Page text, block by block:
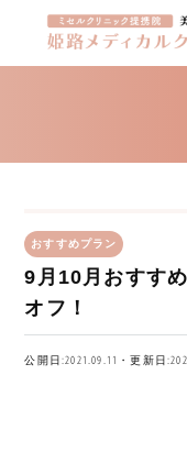
おすすめプラン
9月10月おすす
オフ！
公開日:2021.09.11・更新日